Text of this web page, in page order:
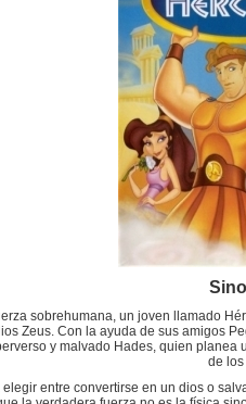
sobrehumana, un joven llamado
Zeus. Con la ayuda de sus amigos
y malvado Hades, quien
de
entre convertirse en un dios o